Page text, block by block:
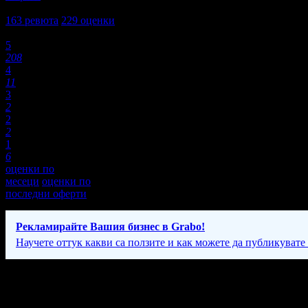
163 ревюта 229 оценки
5
208
4
11
3
2
2
2
1
6
оценки по
месеци оценки по
последни оферти
Рекламирайте Вашия бизнес в Grabo!
Научете оттук какви са ползите и как можете да публикувате